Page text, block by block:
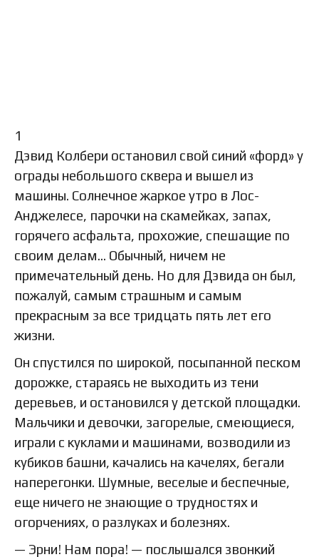
1
Дэвид Колбери остановил свой синий «форд» у
ограды небольшого сквера и вышел из
машины. Солнечное жаркое утро в Лос-
Анджелесе, парочки на скамейках, запах,
горячего асфальта, прохожие, спешащие по
своим делам… Обычный, ничем не
примечательный день. Но для Дэвида он был,
пожалуй, самым страшным и самым
прекрасным за все тридцать пять лет его
жизни.
Он спустился по широкой, посыпанной песком
дорожке, стараясь не выходить из тени
деревьев, и остановился у детской площадки.
Мальчики и девочки, загорелые, смеющиеся,
играли с куклами и машинами, возводили из
кубиков башни, качались на качелях, бегали
наперегонки. Шумные, веселые и беспечные,
еще ничего не знающие о трудностях и
огорчениях, о разлуках и болезнях.
— Эрни! Нам пора! — послышался звонкий